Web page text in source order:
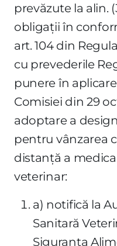
prevăzute la alin.
obligaţii în
art. 104 din
cu prevederile
punere în aplicare
Comisiei din 29
adoptare a
pentru vânzarea
distanţă a
veterinar:
a) notifică la
Sanitară
Siguranţa